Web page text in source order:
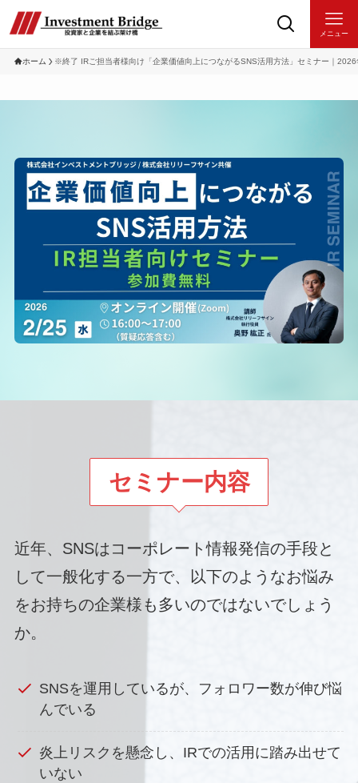
メニュー
ホーム ※終了 IRご担当者様向け「企業価値向上につながるSNS活用方法」セミナー｜
セミナー内容
近年、SNSはコーポレート情報発信の手段と
して一般化する一方で、以下のようなお悩み
をお持ちの企業様も多いのではないでしょう
か。
SNSを運用しているが、フォロワー数が伸び悩
んでいる
炎上リスクを懸念し、IRでの活用に踏み出せて
いない